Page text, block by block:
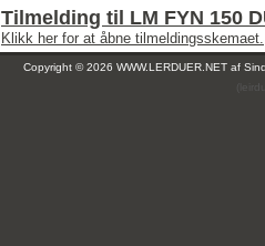
Tilmelding til LM FYN 150
Klikk her for at åbne tilmeldingsskemaet.
Copyright © 2026 WWW.LERDUER.NET af